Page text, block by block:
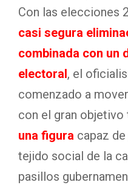
Con las elecciones
casi segura
combinada con un
electoral, el
comenzado a
con el gran
una figura capaz
tejido social de la
pasillos